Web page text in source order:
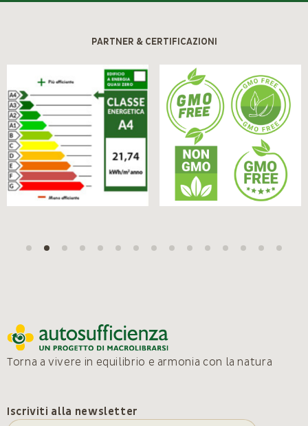
PARTNER & CERTIFICAZIONI
Torna a vivere in equilibrio e armonia con la natura
Iscriviti alla newsletter